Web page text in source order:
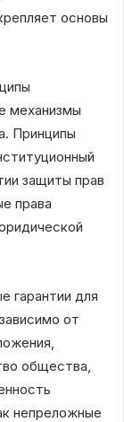
основы
механизмы
Принципы
защиты прав
права
гарантии для
от
общества,
непреложные